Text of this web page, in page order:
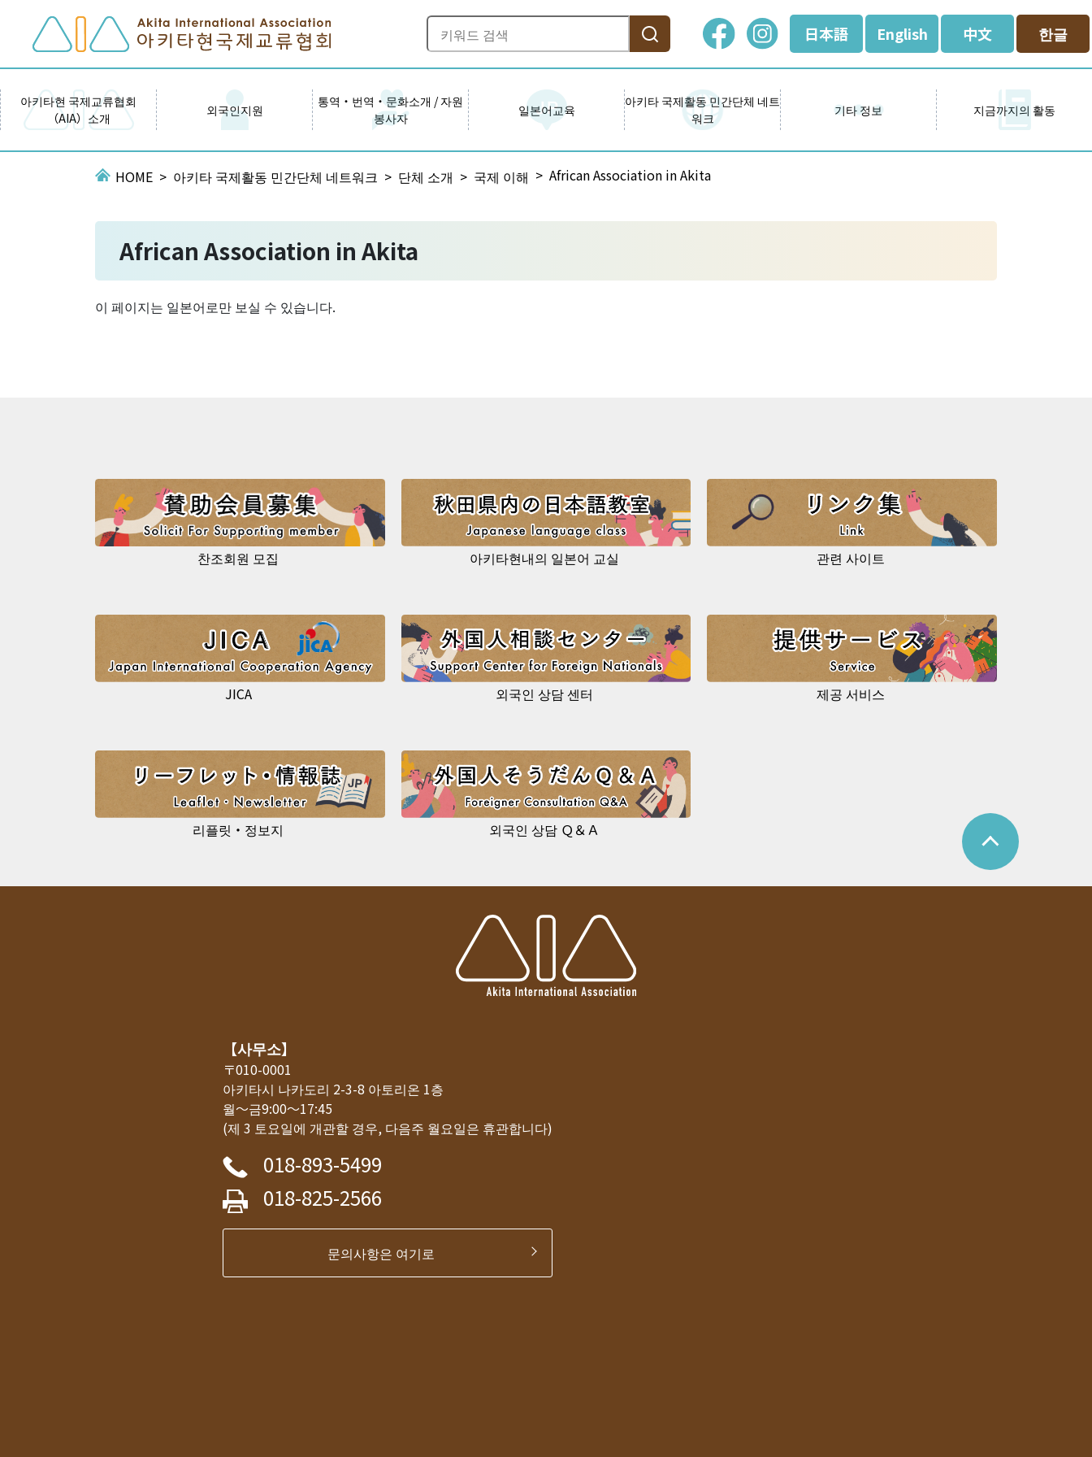
日本語 English 中文 한글
아키타현 국제교류협회
（AIA）소개
외국인지원
통역・번역・문화소개 / 자원
봉사자
일본어교육
아키타 국제활동 민간단체 네트
워크
기타 정보 지금까지의 활동
HOME 아키타 국제활동 민간단체 네트워크 단체 소개 국제 이해 African Association in Akita
African Association in Akita
이 페이지는 일본어로만 보실 수 있습니다.
찬조회원 모집 아키타현내의 일본어 교실 관련 사이트
JICA 외국인 상담 센터 제공 서비스
리플릿・정보지 외국인 상담 Ｑ＆Ａ
【사무소】
〒010-0001
아키타시 나카도리 2-3-8 아토리온 1층
월～금9:00～17:45
(제 3 토요일에 개관할 경우, 다음주 월요일은 휴관합니다)
018-893-5499
018-825-2566
문의사항은 여기로